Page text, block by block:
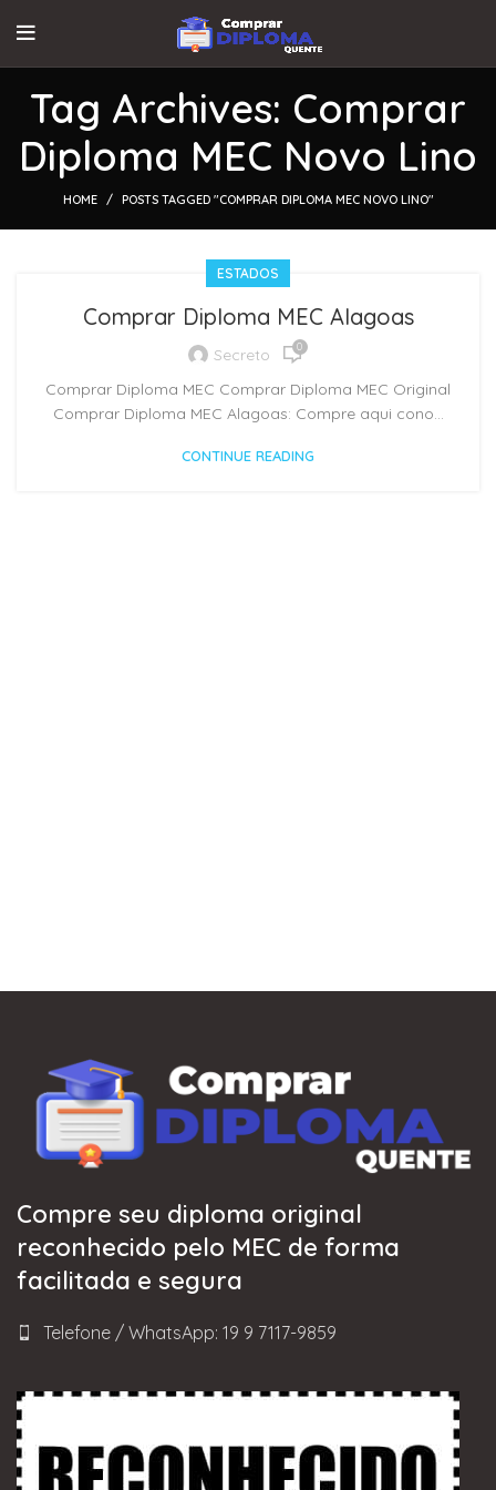
Tag Archives: Comprar
Diploma MEC Novo Lino
HOME POSTS TAGGED "COMPRAR DIPLOMA MEC NOVO LINO"
ESTADOS
Comprar Diploma MEC Alagoas
Secreto 0
Comprar Diploma MEC Comprar Diploma MEC Original
Comprar Diploma MEC Alagoas: Compre aqui cono...
CONTINUE READING
Compre seu diploma original
reconhecido pelo MEC de forma
facilitada e segura
Telefone / WhatsApp: 19 9 7117-9859